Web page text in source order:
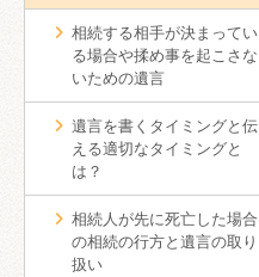
相続する相手が決まってい
る場合や揉め事を起こさな
いための遺言
遺言を書くタイミングと伝
える適切なタイミングと
は？
相続人が先に死亡した場合
の相続の行方と遺言の取り
扱い